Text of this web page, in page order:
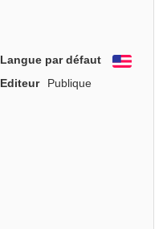
Langue par défaut
Editeur
Publique